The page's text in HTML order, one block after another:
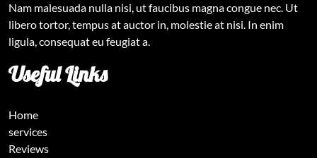
Nam malesuada nulla nisi, ut faucibus magna congue nec. Ut
libero tortor, tempus at auctor in, molestie at nisi. In enim
ligula, consequat eu feugiat a.
Useful Links
Home
services
Reviews